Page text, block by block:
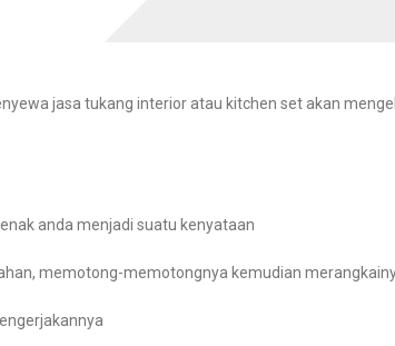
jasa tukang interior atau kitchen set akan
anda menjadi suatu kenyataan
memotong-memotongnya kemudian